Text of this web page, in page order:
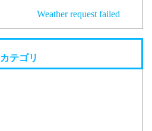
Weather request failed
カテゴリ